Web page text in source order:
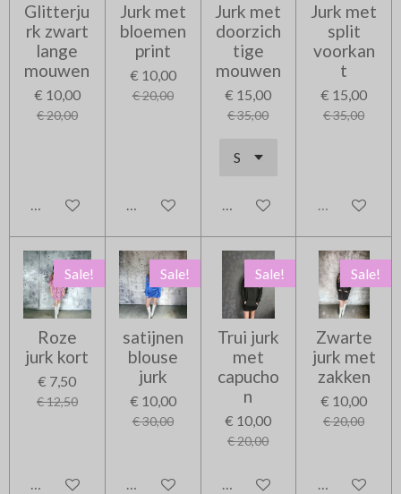
Glitterju
rk zwart
lange
mouwen
€ 10,00
€ 20,00
In winkelwagen
Jurk met
bloemen
print
€ 10,00
€ 20,00
In winkelwagen
Jurk met
doorzich
tige
mouwen
€ 15,00
€ 35,00
In winkelwagen
Jurk met
split
voorkan
t
€ 15,00
€ 35,00
Uitverkocht
Sale!
Roze
jurk kort
€ 7,50
€ 12,50
In winkelwagen
Sale!
satijnen
blouse
jurk
€ 10,00
€ 30,00
In winkelwagen
Sale!
Trui jurk
met
capucho
n
€ 10,00
€ 20,00
In winkelwagen
Sale!
Zwarte
jurk met
zakken
€ 10,00
€ 20,00
In